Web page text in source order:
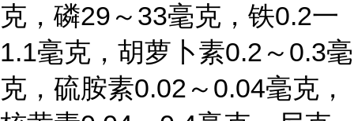
克，磷29～33毫克，铁0.2一
1.1毫克，胡萝卜素0.2～0.3毫
克，硫胺素0.02～0.04毫克，